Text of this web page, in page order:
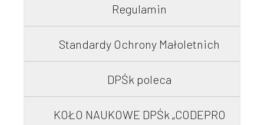
Regulamin
Standardy Ochrony Małoletnich
DPŚk poleca
KOŁO NAUKOWE DPŚk „CODEPRO
Sklep PŚk
Kontakt